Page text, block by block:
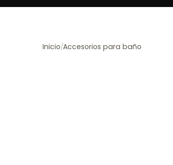
Inicio/Accesorios para baño